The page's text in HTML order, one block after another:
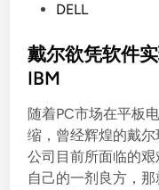
s
t
d
i
n
DELL
戴尔欲凭软件
IBM
随着PC市场在平板
缩，曾经辉煌的戴
公司目前所面临的
自己的一剂良方，